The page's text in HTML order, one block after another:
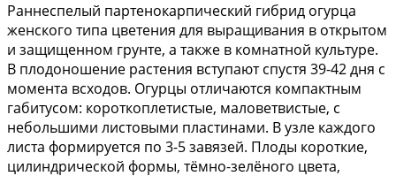
Раннеспелый партенокарпический гибрид огурца
женского типа цветения для выращивания в открытом
и защищенном грунте, а также в комнатной культуре.
В плодоношение растения вступают спустя 39-42 дня с
момента всходов. Огурцы отличаются компактным
габитусом: короткоплетистые, маловетвистые, с
небольшими листовыми пластинами. В узле каждого
листа формируется по 3-5 завязей. Плоды короткие,
цилиндрической формы, тёмно-зелёного цвета,